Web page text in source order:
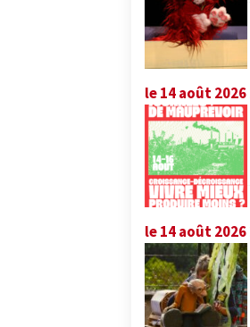
le 14 août 2026
le 14 août 2026